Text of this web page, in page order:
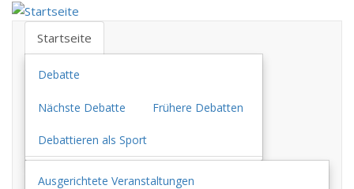
Direkt
Startseite
Debatte
Nächste Debatte Frühere Debatten
Debattieren als Sport
Ausgerichtete Veranstaltungen